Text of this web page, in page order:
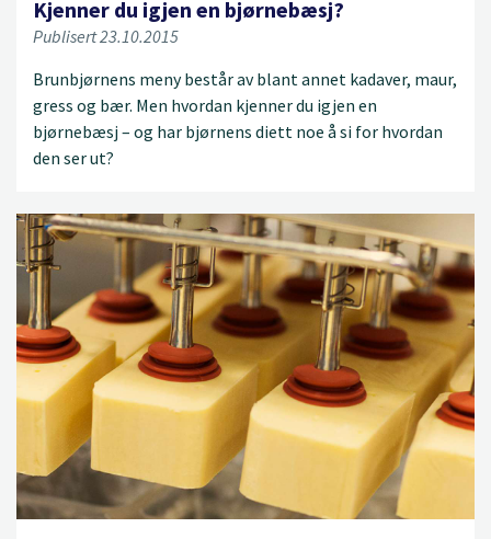
Kjenner du igjen en bjørnebæsj?
Publisert 23.10.2015
Brunbjørnens meny består av blant annet kadaver, maur,
gress og bær. Men hvordan kjenner du igjen en
bjørnebæsj – og har bjørnens diett noe å si for hvordan
den ser ut?